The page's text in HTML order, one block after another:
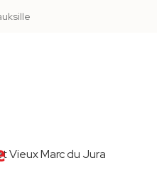
Vieux Marc du Jura